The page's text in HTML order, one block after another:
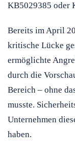
KB5029385 oder
Bereits im April
kritische Lücke
ermöglichte
durch die
Bereich – ohne
musste.
Unternehmen
haben.